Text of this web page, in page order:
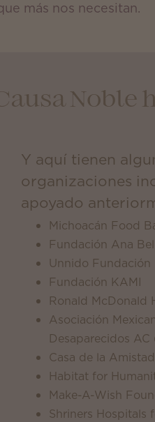
más nos necesitan.
Noble
Y aquí tienen
organizaciones
apoyado
Michoacán Food
Fundación Ana
Unnido Fundación
Fundación KAMI
Ronald McDonald
Asociación
Desaparecidos
Casa de la Amistad
Habitat for
Make-A-Wish
Shriners Hospitals